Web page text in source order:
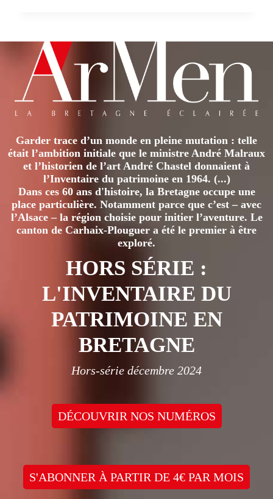
LANDELEAU
Garder trace d’un monde en pleine mutation : telle
était l’ambition initiale que le ministre André Malraux
et l’historien de l’art André Chastel donnaient à
l’Inventaire du patrimoine en 1964. (...)
Dans ces 60 ans d'histoire, la Bretagne occupe une
place particulière. Notamment parce que c’est – avec
l’Alsace – la région choisie pour initier l’aventure. Le
canton de Carhaix-Plouguer a été le premier à être
exploré.
HORS SÉRIE :
L'INVENTAIRE DU
PATRIMOINE EN
BRETAGNE
Hors-série décembre 2024
DÉCOUVRIR NOS NUMÉROS
S'ABONNER À PARTIR DE 4€ PAR MOIS